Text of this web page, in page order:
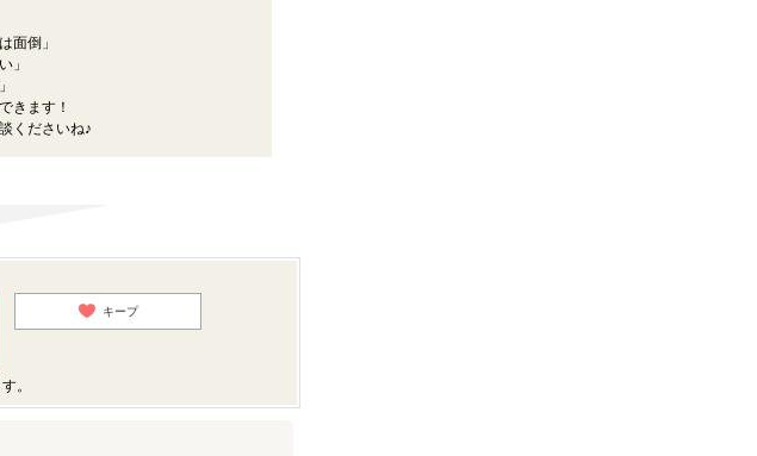
面倒」
」
きます！
くださいね♪
キープ
。